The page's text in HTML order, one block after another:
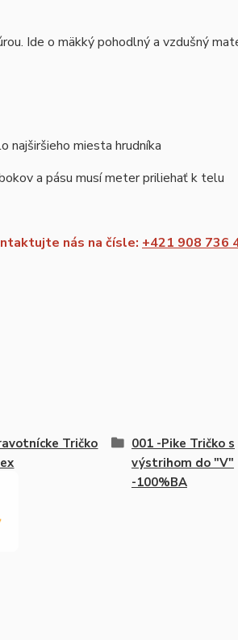
Ide o mäkký pohodlný a vzdušný
najširšieho miesta hrudníka
a pásu musí meter priliehať k telu
nás na čísle: +421 908 736
Tričko
001 -Pike Tričko s
výstrihom do "V"
-100%BA